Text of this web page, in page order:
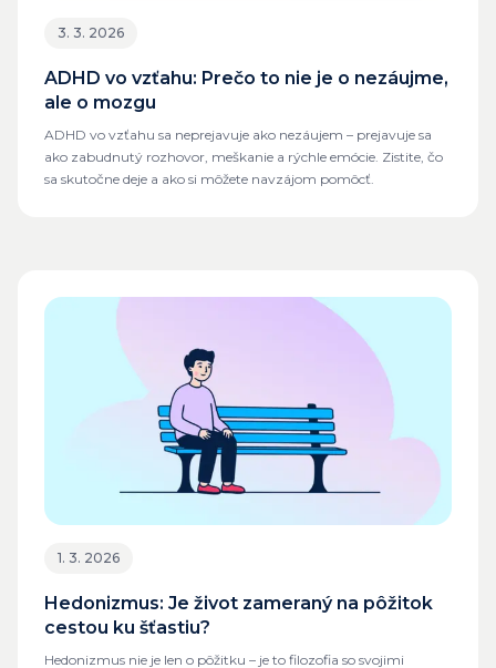
3. 3. 2026
ADHD vo vzťahu: Prečo to nie je o nezáujme,
ale o mozgu
ADHD vo vzťahu sa neprejavuje ako nezáujem – prejavuje sa
ako zabudnutý rozhovor, meškanie a rýchle emócie. Zistite, čo
sa skutočne deje a ako si môžete navzájom pomôcť.
1. 3. 2026
Hedonizmus: Je život zameraný na pôžitok
cestou ku šťastiu?
Hedonizmus nie je len o pôžitku – je to filozofia so svojimi